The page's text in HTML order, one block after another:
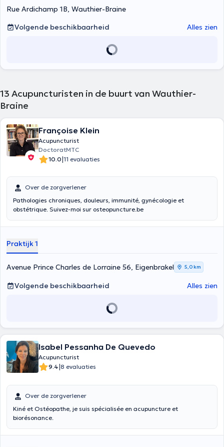
Rue Ardichamp 1B, Wauthier-Braine
Volgende beschikbaarheid
Alles zien
13 Acupuncturisten in de buurt van Wauthier-
Braine
Françoise Klein
Acupuncturist
DoctoratMTC
10.0|11 evaluaties
Over de zorgverlener
Pathologies chroniques, douleurs, immunité, gynécologie et
obstétrique. Suivez-moi sur osteopuncture.be
Praktijk 1
Avenue Prince Charles de Lorraine 56, Eigenbrakel 5,0 km
Volgende beschikbaarheid Alles zien
Isabel Pessanha De Quevedo
Acupuncturist
9.4|8 evaluaties
Over de zorgverlener
Kiné et Ostéopathe, je suis spécialisée en acupuncture et
biorésonance.